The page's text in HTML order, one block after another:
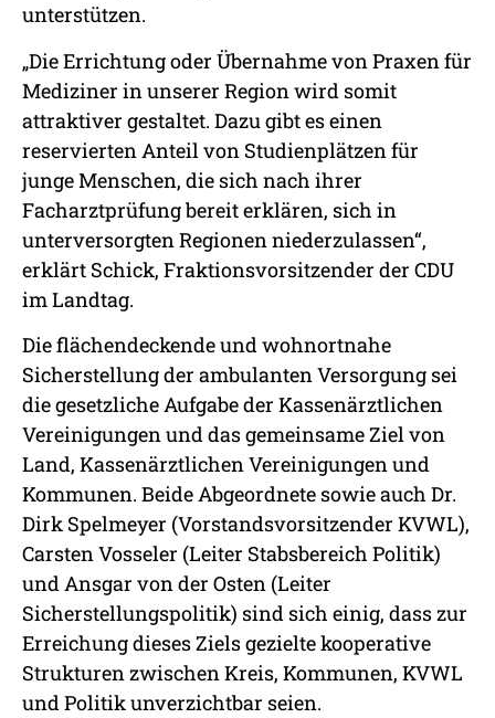
unterstützen.
„Die Errichtung oder Übernahme von Praxen für
Mediziner in unserer Region wird somit
attraktiver gestaltet. Dazu gibt es einen
reservierten Anteil von Studienplätzen für
junge Menschen, die sich nach ihrer
Facharztprüfung bereit erklären, sich in
unterversorgten Regionen niederzulassen“,
erklärt Schick, Fraktionsvorsitzender der CDU
im Landtag.
Die flächendeckende und wohnortnahe
Sicherstellung der ambulanten Versorgung sei
die gesetzliche Aufgabe der Kassenärztlichen
Vereinigungen und das gemeinsame Ziel von
Land, Kassenärztlichen Vereinigungen und
Kommunen. Beide Abgeordnete sowie auch Dr.
Dirk Spelmeyer (Vorstandsvorsitzender KVWL),
Carsten Vosseler (Leiter Stabsbereich Politik)
und Ansgar von der Osten (Leiter
Sicherstellungspolitik) sind sich einig, dass zur
Erreichung dieses Ziels gezielte kooperative
Strukturen zwischen Kreis, Kommunen, KVWL
und Politik unverzichtbar seien.